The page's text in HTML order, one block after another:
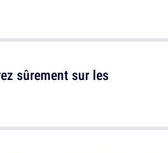
sûrement sur les